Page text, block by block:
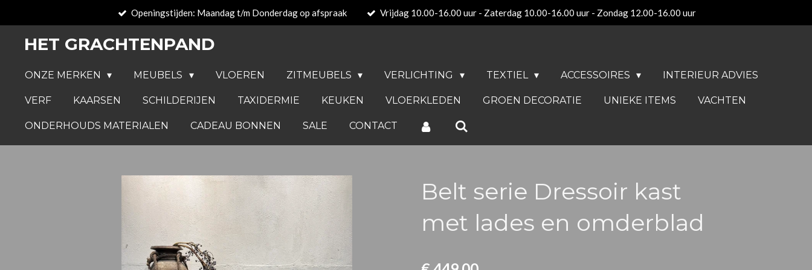
hoofdinhoud
Openingstijden: Maandag t/m Donderdag op afspraak Vrijdag 10.00-16.00 uur - Zaterdag 10.00-16.00 uur - Zondag 12.00-16.00 uur
HET GRACHTENPAND
ONZE MERKEN MEUBELS VLOEREN ZITMEUBELS VERLICHTING TEXTIEL ACCESSOIRES INTERIEUR ADVIES
VERF KAARSEN SCHILDERIJEN TAXIDERMIE KEUKEN VLOERKLEDEN GROEN DECORATIE UNIEKE ITEMS VACHTEN
ONDERHOUDS MATERIALEN CADEAU BONNEN SALE CONTACT
Belt serie Dressoir kast
met lades en omderblad